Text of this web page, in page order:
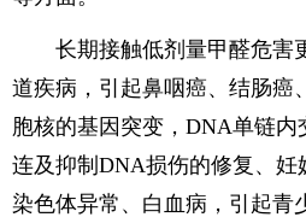
长期接触低剂量甲醛危害
道疾病，引起鼻咽癌、结肠癌
胞核的基因突变，DNA单链
连及抑制DNA损伤的修复、
染色体异常、白血病，引起青